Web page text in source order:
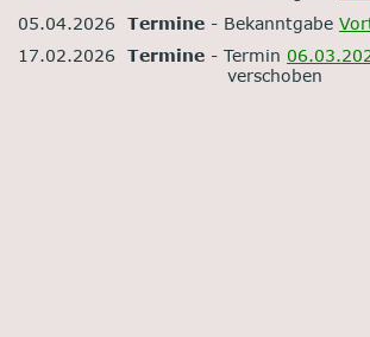
05.04.2026 Termine - Bekanntgabe
17.02.2026 Termine - Termin
     verschoben